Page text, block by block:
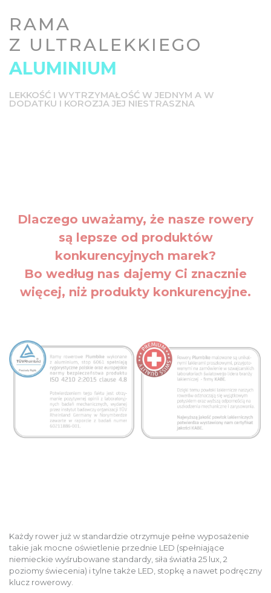
RAMA
Z ULTRALEKKIEGO
ALUMINIUM
LEKKOŚĆ I WYTRZYMAŁOŚĆ W JEDNYM A W
DODATKU I KOROZJA JEJ NIESTRASZNA
Dlaczego uważamy, że nasze rowery
są lepsze od produktów
konkurencyjnych marek?
Bo według nas dajemy Ci znacznie
więcej, niż produkty konkurencyjne.
Każdy rower już w standardzie otrzymuje pełne wyposażenie
takie jak mocne oświetlenie przednie LED (spełniające
niemieckie wyśrubowane standardy, siła światła 25 lux, 2
poziomy świecenia) i tylne także LED, stopkę a nawet podręczny
klucz rowerowy.